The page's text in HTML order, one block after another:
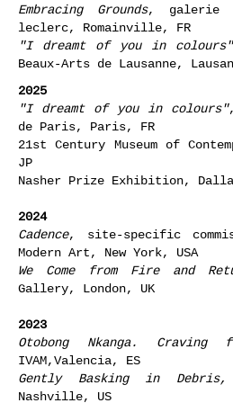
Embracing Grounds, galerie
leclerc, Romainville, FR
"I dreamt of you in colours"
Beaux-Arts de Lausanne,
2025
"I dreamt of you in colours"
de Paris, Paris, FR
21st Century Museum of
JP
Nasher Prize Exhibition,
2024
Cadence, site-specific
Modern Art, New York, USA
We Come from Fire and
Gallery, London, UK
2023
Otobong Nkanga.
IVAM,Valencia, ES
Gently Basking in
Nashville, US